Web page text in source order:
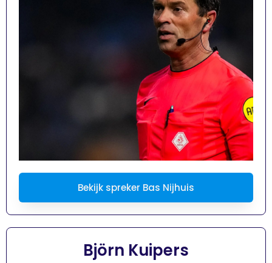
Bekijk spreker Bas Nijhuis
Björn Kuipers